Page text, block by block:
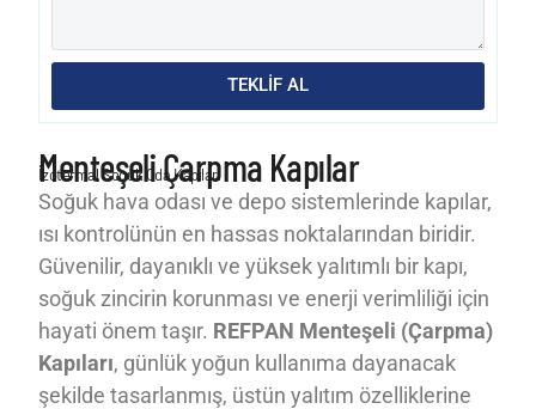
TEKLİF AL
Menteşeli Çarpma Kapılar
İzotermal Soğuk Oda Kapıları
Soğuk hava odası ve depo sistemlerinde kapılar,
ısı kontrolünün en hassas noktalarından biridir.
Güvenilir, dayanıklı ve yüksek yalıtımlı bir kapı,
soğuk zincirin korunması ve enerji verimliliği için
hayati önem taşır. REFPAN Menteşeli (Çarpma)
Kapıları, günlük yoğun kullanıma dayanacak
şekilde tasarlanmış, üstün yalıtım özelliklerine